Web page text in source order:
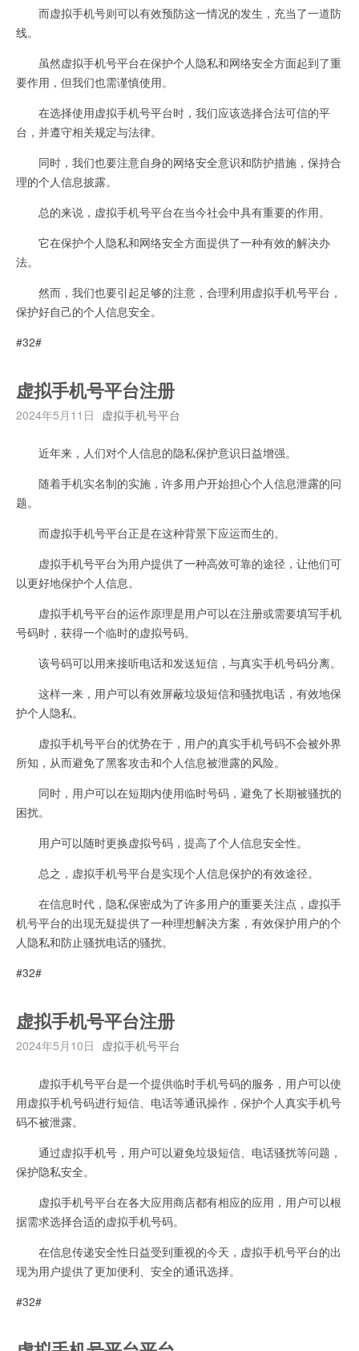
而虚拟手机号则可以有效预防这一情况的发生，充当了一道防
线。
虽然虚拟手机号平台在保护个人隐私和网络安全方面起到了重
要作用，但我们也需谨慎使用。
在选择使用虚拟手机号平台时，我们应该选择合法可信的平
台，并遵守相关规定与法律。
同时，我们也要注意自身的网络安全意识和防护措施，保持合
理的个人信息披露。
总的来说，虚拟手机号平台在当今社会中具有重要的作用。
它在保护个人隐私和网络安全方面提供了一种有效的解决办
法。
然而，我们也要引起足够的注意，合理利用虚拟手机号平台，
保护好自己的个人信息安全。
#32#
虚拟手机号平台注册
2024年5月11日 虚拟手机号平台
近年来，人们对个人信息的隐私保护意识日益增强。
随着手机实名制的实施，许多用户开始担心个人信息泄露的问
题。
而虚拟手机号平台正是在这种背景下应运而生的。
虚拟手机号平台为用户提供了一种高效可靠的途径，让他们可
以更好地保护个人信息。
虚拟手机号平台的运作原理是用户可以在注册或需要填写手机
号码时，获得一个临时的虚拟号码。
该号码可以用来接听电话和发送短信，与真实手机号码分离。
这样一来，用户可以有效屏蔽垃圾短信和骚扰电话，有效地保
护个人隐私。
虚拟手机号平台的优势在于，用户的真实手机号码不会被外界
所知，从而避免了黑客攻击和个人信息被泄露的风险。
同时，用户可以在短期内使用临时号码，避免了长期被骚扰的
困扰。
用户可以随时更换虚拟号码，提高了个人信息安全性。
总之，虚拟手机号平台是实现个人信息保护的有效途径。
在信息时代，隐私保密成为了许多用户的重要关注点，虚拟手
机号平台的出现无疑提供了一种理想解决方案，有效保护用户的个
人隐私和防止骚扰电话的骚扰。
#32#
虚拟手机号平台注册
2024年5月10日 虚拟手机号平台
虚拟手机号平台是一个提供临时手机号码的服务，用户可以使
用虚拟手机号码进行短信、电话等通讯操作，保护个人真实手机号
码不被泄露。
通过虚拟手机号，用户可以避免垃圾短信、电话骚扰等问题，
保护隐私安全。
虚拟手机号平台在各大应用商店都有相应的应用，用户可以根
据需求选择合适的虚拟手机号码。
在信息传递安全性日益受到重视的今天，虚拟手机号平台的出
现为用户提供了更加便利、安全的通讯选择。
#32#